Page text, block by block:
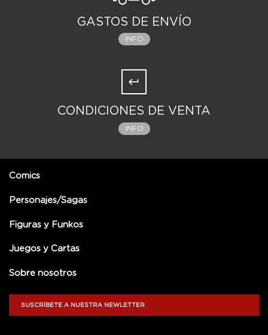
GASTOS DE ENVÍO
INFO
CONDICIONES DE VENTA
INFO
Comics
Personajes/Sagas
Figuras y Funkos
Juegos y Cartas
Sobre nosotros
SUSCRÍBETE A NUESTRA NEWLETTER